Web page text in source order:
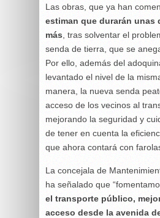
Las obras, que ya han
estiman que durarán unas
más , tras solventar el
senda de tierra, que se
Por ello, además del
levantado el nivel de la
manera, la nueva senda
acceso de los vecinos al
mejorando la seguridad y
de tener en cuenta la
que ahora contará con
La concejala de
ha señalado que
el transporte público,
acceso desde la avenida